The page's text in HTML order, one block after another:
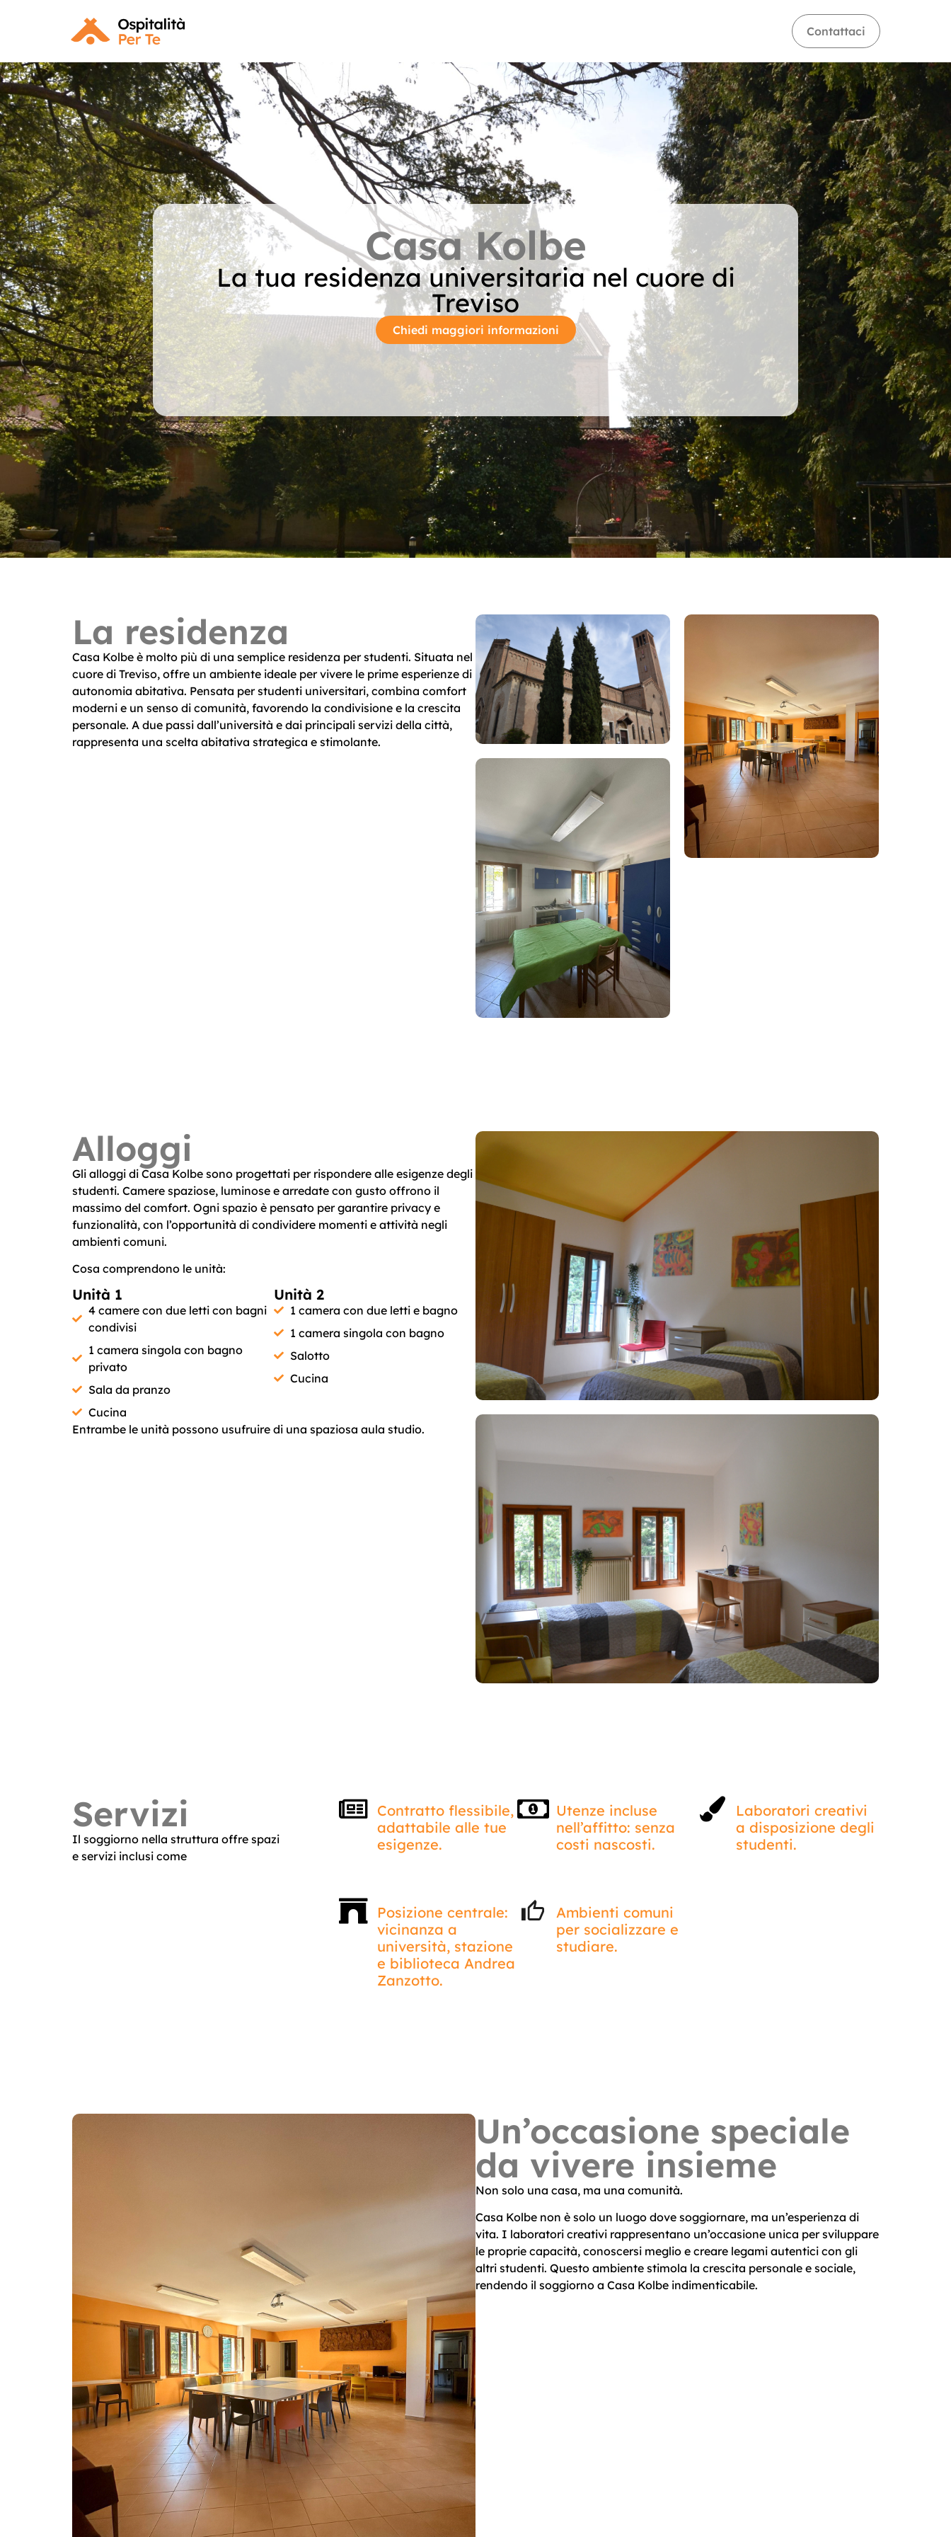
Contattaci
Casa Kolbe
La tua residenza universitaria nel cuore di
Treviso
Chiedi maggiori informazioni
La residenza
Casa Kolbe è molto più di una semplice residenza per studenti. Situata nel
cuore di Treviso, offre un ambiente ideale per vivere le prime esperienze di
autonomia abitativa. Pensata per studenti universitari, combina comfort
moderni e un senso di comunità, favorendo la condivisione e la crescita
personale. A due passi dall’università e dai principali servizi della città,
rappresenta una scelta abitativa strategica e stimolante.
Alloggi
Gli alloggi di Casa Kolbe sono progettati per rispondere alle esigenze degli
studenti. Camere spaziose, luminose e arredate con gusto offrono il
massimo del comfort. Ogni spazio è pensato per garantire privacy e
funzionalità, con l’opportunità di condividere momenti e attività negli
ambienti comuni.
Cosa comprendono le unità:
Unità 1
4 camere con due letti con bagni
condivisi
1 camera singola con bagno
privato
Sala da pranzo
Cucina
Unità 2
1 camera con due letti e bagno
1 camera singola con bagno
Salotto
Cucina
Entrambe le unità possono usufruire di una spaziosa aula studio.
Servizi
Il soggiorno nella struttura offre spazi
e servizi inclusi come
Contratto flessibile,
adattabile alle tue
esigenze.
Utenze incluse
nell’affitto: senza
costi nascosti.
Laboratori creativi
a disposizione degli
studenti.
Posizione centrale:
vicinanza a
università, stazione
e biblioteca Andrea
Zanzotto.
Ambienti comuni
per socializzare e
studiare.
Un’occasione speciale
da vivere insieme
Non solo una casa, ma una comunità.
Casa Kolbe non è solo un luogo dove soggiornare, ma un’esperienza di
vita. I laboratori creativi rappresentano un’occasione unica per sviluppare
le proprie capacità, conoscersi meglio e creare legami autentici con gli
altri studenti. Questo ambiente stimola la crescita personale e sociale,
rendendo il soggiorno a Casa Kolbe indimenticabile.